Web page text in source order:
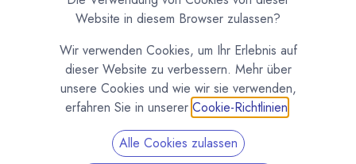
Website in diesem Browser zulassen?
Wir verwenden Cookies, um Ihr Erlebnis auf
dieser Website zu verbessern. Mehr über
unsere Cookies und wie wir sie verwenden,
erfahren Sie in unserer Cookie-Richtlinien
Alle Cookies zulassen